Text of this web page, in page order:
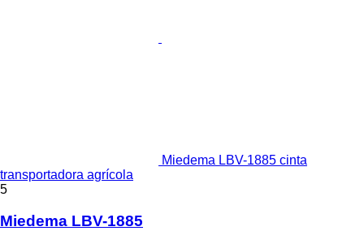
Miedema LBV-1885 cinta
transportadora agrícola
5
Miedema LBV-1885